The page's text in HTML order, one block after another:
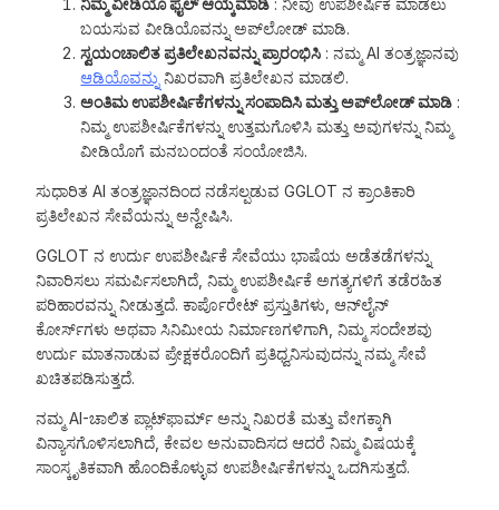
ಬಯಸುವ ವೀಡಿಯೊವನ್ನು ಅಪ್‌ಲೋಡ್ ಮಾಡಿ.
ಸ್ವಯಂಚಾಲಿತ ಪ್ರತಿಲೇಖನವನ್ನು ಪ್ರಾರಂಭಿಸಿ : ನಮ್ಮ AI ತಂತ್ರಜ್ಞಾನವು
ಆಡಿಯೊವನ್ನು ನಿಖರವಾಗಿ ಪ್ರತಿಲೇಖನ ಮಾಡಲಿ.
ಅಂತಿಮ ಉಪಶೀರ್ಷಿಕೆಗಳನ್ನು ಸಂಪಾದಿಸಿ ಮತ್ತು ಅಪ್‌ಲೋಡ್ ಮಾಡಿ :
ನಿಮ್ಮ ಉಪಶೀರ್ಷಿಕೆಗಳನ್ನು ಉತ್ತಮಗೊಳಿಸಿ ಮತ್ತು ಅವುಗಳನ್ನು ನಿಮ್ಮ
ವೀಡಿಯೊಗೆ ಮನಬಂದಂತೆ ಸಂಯೋಜಿಸಿ.
ಸುಧಾರಿತ AI ತಂತ್ರಜ್ಞಾನದಿಂದ ನಡೆಸಲ್ಪಡುವ GGLOT ನ ಕ್ರಾಂತಿಕಾರಿ
ಪ್ರತಿಲೇಖನ ಸೇವೆಯನ್ನು ಅನ್ವೇಷಿಸಿ.
GGLOT ನ ಉರ್ದು ಉಪಶೀರ್ಷಿಕೆ ಸೇವೆಯು ಭಾಷೆಯ ಅಡೆತಡೆಗಳನ್ನು
ನಿವಾರಿಸಲು ಸಮರ್ಪಿಸಲಾಗಿದೆ, ನಿಮ್ಮ ಉಪಶೀರ್ಷಿಕೆ ಅಗತ್ಯಗಳಿಗೆ ತಡೆರಹಿತ
ಪರಿಹಾರವನ್ನು ನೀಡುತ್ತದೆ. ಕಾರ್ಪೊರೇಟ್ ಪ್ರಸ್ತುತಿಗಳು, ಆನ್‌ಲೈನ್
ಕೋರ್ಸ್‌ಗಳು ಅಥವಾ ಸಿನಿಮೀಯ ನಿರ್ಮಾಣಗಳಿಗಾಗಿ, ನಿಮ್ಮ ಸಂದೇಶವು
ಉರ್ದು ಮಾತನಾಡುವ ಪ್ರೇಕ್ಷಕರೊಂದಿಗೆ ಪ್ರತಿಧ್ವನಿಸುವುದನ್ನು ನಮ್ಮ ಸೇವೆ
ಖಚಿತಪಡಿಸುತ್ತದೆ.
ನಮ್ಮ AI-ಚಾಲಿತ ಪ್ಲಾಟ್‌ಫಾರ್ಮ್ ಅನ್ನು ನಿಖರತೆ ಮತ್ತು ವೇಗಕ್ಕಾಗಿ
ವಿನ್ಯಾಸಗೊಳಿಸಲಾಗಿದೆ, ಕೇವಲ ಅನುವಾದಿಸದ ಆದರೆ ನಿಮ್ಮ ವಿಷಯಕ್ಕೆ
ಸಾಂಸ್ಕೃತಿಕವಾಗಿ ಹೊಂದಿಕೊಳ್ಳುವ ಉಪಶೀರ್ಷಿಕೆಗಳನ್ನು ಒದಗಿಸುತ್ತದೆ.